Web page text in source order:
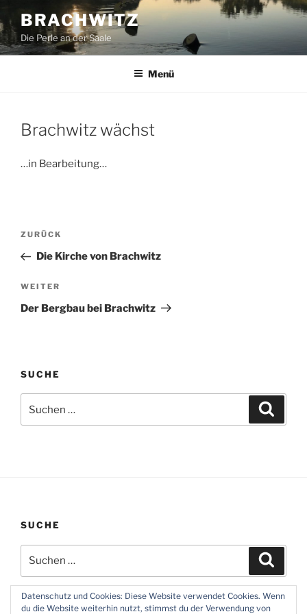
Inhalt
springen
BRACHWITZ
Die Perle an der Saale
Menü
Brachwitz wächst
…in Bearbeitung…
Beitragsnavigation
Vorheriger
Beitrag
ZURÜCK
Die Kirche von Brachwitz
Nächster
Beitrag
WEITER
Der Bergbau bei Brachwitz
SUCHE
nach:
SUCHE
nach:
Datenschutz und Cookies: Diese Website verwendet Cookies. Wenn
du die Website weiterhin nutzt, stimmst du der Verwendung von